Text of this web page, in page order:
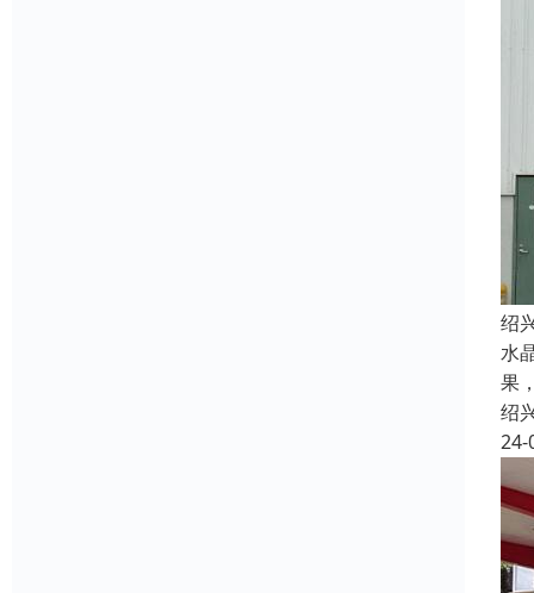
绍
水
果
绍
24-